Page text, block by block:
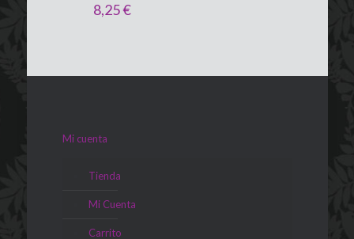
8,25€
Mi cuenta
Tienda
Mi Cuenta
Carrito